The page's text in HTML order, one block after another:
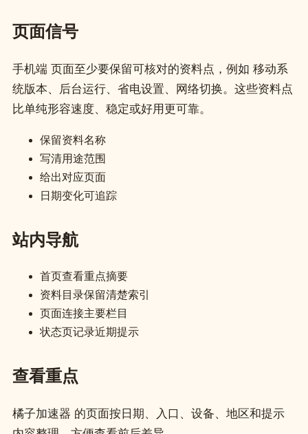
页面信号
手机端 页面至少要保留可核对的资料点，例如 移动系
统版本、后台运行、省电设置、网络切换。这些资料点
比单纯形容速度、稳定或好用更可靠。
保留资料名称
写清用途范围
给出对应页面
日期变化可追踪
站内导航
首页查看重点摘要
资料目录保留清楚索引
页面连接主要栏目
状态页记录近期提示
查看重点
橘子加速器 的页面按日期、入口、设备、地区和提示